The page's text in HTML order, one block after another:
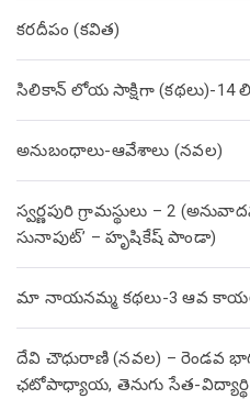
కరదీపం (కవిత)
సిలికాన్ లోయ సాక్షిగా (కథలు)-14
అనుబంధాలు-ఆవేశాలు (నవల)
స్వర్ణపురి గ్రామస్థులు – 2
సునాపుట్’ – హృషికేష్ పాండా)
మా నాయనమ్మ కథలు-3 ఆవ
దేవి చౌధురాణి (నవల) – రెండవ
ఛటోపాధ్యాయ, తెనుగు సేత-విద్యార్థి